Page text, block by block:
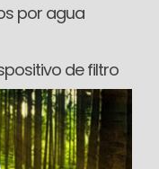
por agua
de filtro